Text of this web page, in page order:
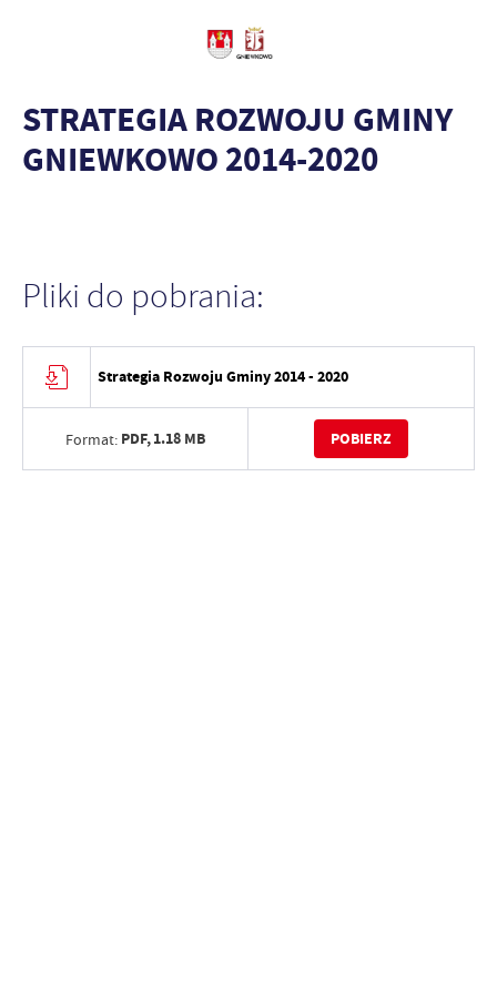
STRATEGIA ROZWOJU GMINY
GNIEWKOWO 2014-2020
Pliki do pobrania:
Strategia Rozwoju Gminy 2014 - 2020
Format: PDF,1.18 MB POBIERZ